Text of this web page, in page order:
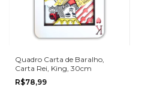
Quadro Carta de Baralho,
Carta Rei, King, 30cm
R$78,99